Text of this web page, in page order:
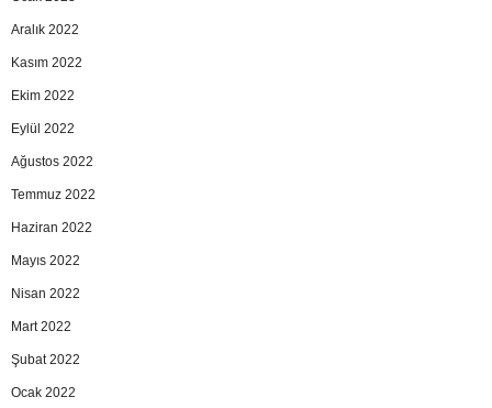
Aralık 2022
Kasım 2022
Ekim 2022
Eylül 2022
Ağustos 2022
Temmuz 2022
Haziran 2022
Mayıs 2022
Nisan 2022
Mart 2022
Şubat 2022
Ocak 2022